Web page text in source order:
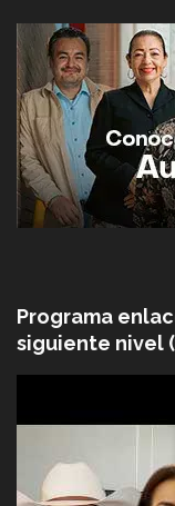
Programa
siguiente nivel